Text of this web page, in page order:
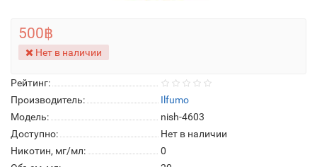
Рейтинг:
Производитель:
Ilfumo
Модель:
nish-4603
Доступно:
Нет в наличии
Никотин, мг/мл:
0
500฿
Нет в наличии